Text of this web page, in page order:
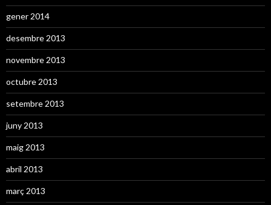
gener 2014
desembre 2013
novembre 2013
octubre 2013
setembre 2013
juny 2013
maig 2013
abril 2013
març 2013